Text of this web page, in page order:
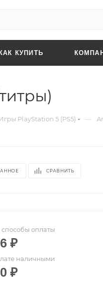
КАК КУПИТЬ
PlayStation 5 (PS5) —
СРАВНИТЬ
способы оплаты
₽
наличными
₽